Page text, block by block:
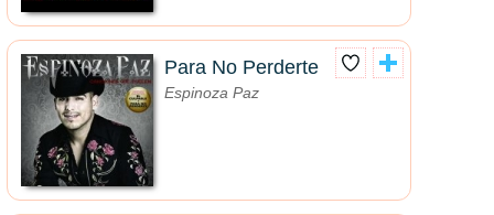
Para No Perderte
Espinoza Paz